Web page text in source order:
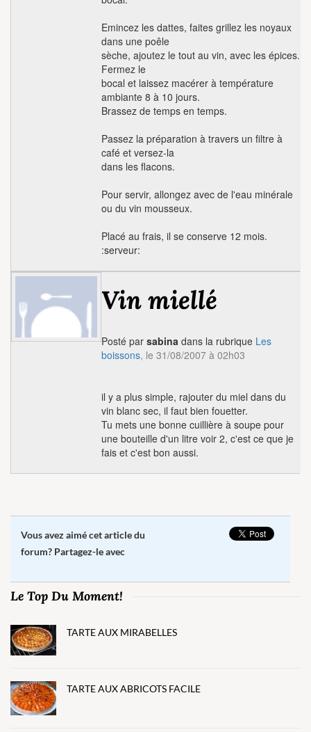
Emincez les dattes, faites grillez les noyaux
dans une poêle
sèche, ajoutez le tout au vin, avec les épices.
Fermez le
bocal et laissez macérer à température
ambiante 8 à 10 jours.
Brassez de temps en temps.
Passez la préparation à travers un filtre à
café et versez-la
dans les flacons.
Pour servir, allongez avec de l'eau minérale
ou du vin mousseux.
Placé au frais, il se conserve 12 mois.
:serveur:
Vin miellé
Posté par sabina dans la rubrique Les
boissons, le 31/08/2007 à 02h03
il y a plus simple, rajouter du miel dans du
vin blanc sec, il faut bien fouetter.
Tu mets une bonne cuillière à soupe pour
une bouteille d'un litre voir 2, c'est ce que je
fais et c'est bon aussi.
Vous avez aimé cet article du
forum? Partagez-le avec
Le Top Du Moment!
TARTE AUX MIRABELLES
TARTE AUX ABRICOTS FACILE